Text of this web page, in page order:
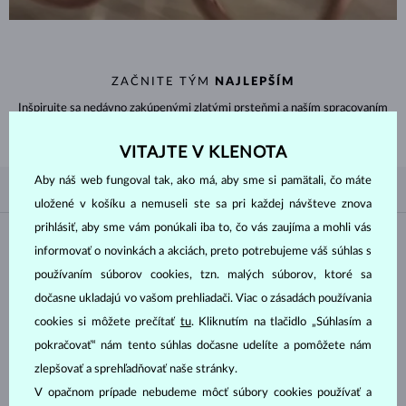
ZAČNITE TÝM NAJLEPŠÍM
Inšpirujte sa nedávno zakúpenými zlatými prsteňmi a naším spracovaním
PODĽA OBĽÚBENOSTI 4/4
Materiál
BIELE ZLATO ŽLTÉ ZLATO
RUŽOVÉ ZLATO
Drahokam
VITAJTE V KLENOTA
Aby náš web fungoval tak, ako má, aby sme si pamätali, čo máte
uložené v košíku a nemuseli ste sa pri každej návšteve znova
prihlásiť, aby sme vám ponúkali iba to, čo vás zaujíma a mohli vás
informovať o novinkách a akciách, preto potrebujeme váš súhlas s
používaním súborov cookies, tzn. malých súborov, ktoré sa
dočasne ukladajú vo vašom prehliadači. Viac o zásadách používania
cookies si môžete prečítať tu. Kliknutím na tlačidlo „Súhlasím a
pokračovať“ nám tento súhlas dočasne udelíte a pomôžete nám
zlepšovať a sprehľadňovať naše stránky.
V opačnom prípade nebudeme môcť súbory cookies používať a